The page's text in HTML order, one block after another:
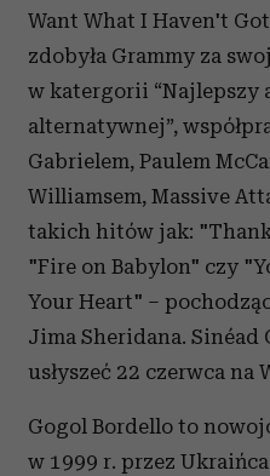
Want What I Haven't
zdobyła Grammy za
w katergorii “Najlepszy
alternatywnej”,
Gabrielem, Paulem
Williamsem, Massive
takich hitów jak:
"Fire on Babylon" czy
Your Heart" –
Jima Sheridana. Sinéad
usłyszeć 22 czerwca na
Gogol Bordello to
w 1999 r. przez